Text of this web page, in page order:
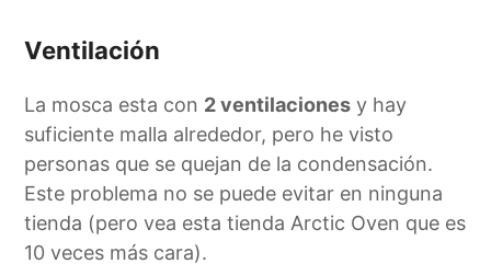
Ventilación
La mosca esta con 2 ventilaciones y hay
suficiente malla alrededor, pero he visto
personas que se quejan de la condensación.
Este problema no se puede evitar en ninguna
tienda (pero vea esta tienda Arctic Oven que es
10 veces más cara).